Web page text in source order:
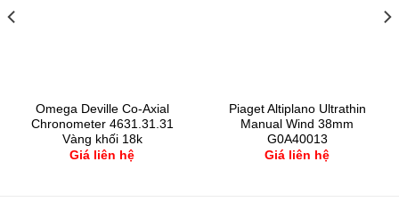
Omega Deville Co-Axial
Chronometer 4631.31.31
Vàng khối 18k
Giá liên hệ
Piaget Altiplano Ultrathin
Manual Wind 38mm
G0A40013
Giá liên hệ